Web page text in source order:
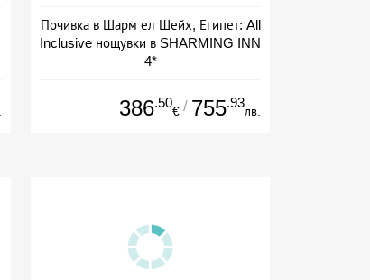
Почивка в Шарм ел Шейх, Египет: All
Inclusive нощувки в SHARMING INN
4*
386.50
€ / 755.93
лв.